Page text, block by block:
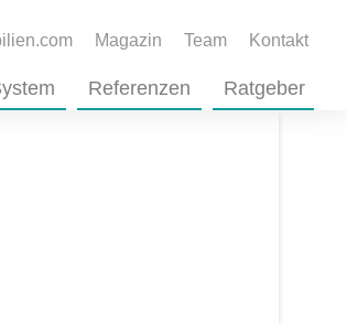
Magazin Team Kontakt
Referenzen Ratgeber